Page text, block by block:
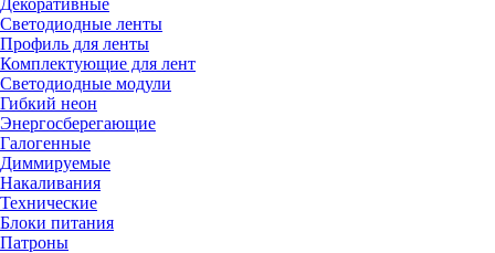
Декоративные
Светодиодные ленты
Профиль для ленты
Комплектующие для лент
Светодиодные модули
Гибкий неон
Энергосберегающие
Галогенные
Диммируемые
Накаливания
Технические
Блоки питания
Патроны